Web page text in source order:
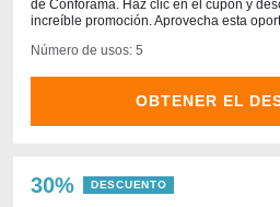
de Conforama. Haz clic en el cupón y
increíble promoción. Aprovecha esta
Número de usos: 5
OBTENER EL
30% DESCUENTO